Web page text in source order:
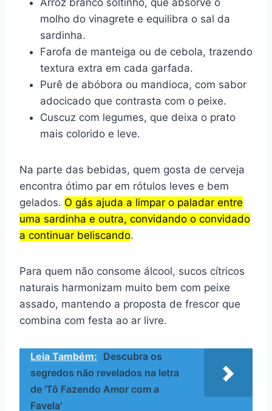
molho do vinagrete e equilibra o sal da
sardinha.
Farofa de manteiga ou de cebola, trazendo
textura extra em cada garfada.
Purê de abóbora ou mandioca, com sabor
adocicado que contrasta com o peixe.
Cuscuz com legumes, que deixa o prato
mais colorido e leve.
Na parte das bebidas, quem gosta de cerveja
encontra ótimo par em rótulos leves e bem
gelados. O gás ajuda a limpar o paladar entre
uma sardinha e outra, convidando o convidado
a continuar beliscando.
Para quem não consome álcool, sucos cítricos
naturais harmonizam muito bem com peixe
assado, mantendo a proposta de frescor que
combina com festa ao ar livre.
Leia Também: Descubra os
segredos não revelados na letra
de 'Tô Fazendo Amor com a
Favela'